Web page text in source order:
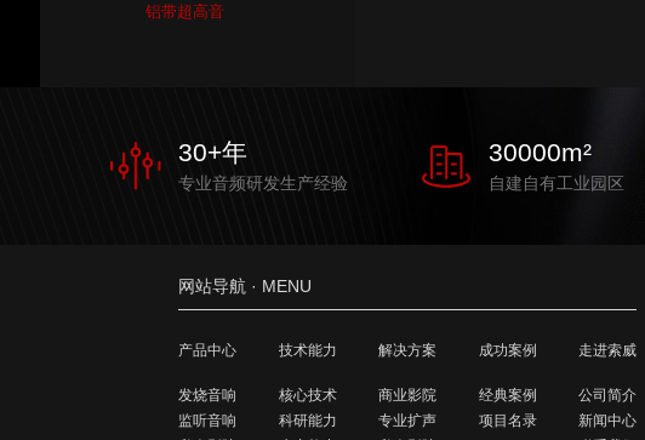
铝带超高音
30+年
专业音频研发生产经验
30000m²
自建自有工业园区
网站导航 · MENU
产品中心
发烧音响
监听音响
技术能力
核心技术
科研能力
解决方案
商业影院
专业扩声
成功案例
经典案例
项目名录
走进索威
公司简介
新闻中心